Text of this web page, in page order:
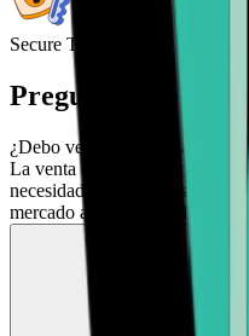
Secure Transactions
Preguntas
¿Debo vender mi Avalanche?
La venta de AVAX depende
necesidades financieras.
mercado antes de decidir.